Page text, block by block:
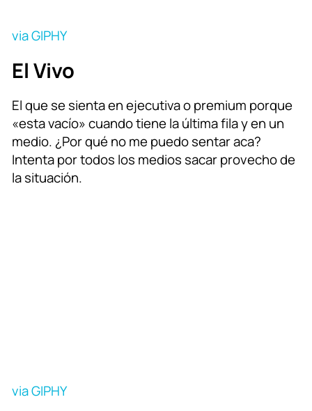
via GIPHY
El Vivo
El que se sienta en ejecutiva o premium porque
«esta vacío» cuando tiene la última fila y en un
medio. ¿Por qué no me puedo sentar aca?
Intenta por todos los medios sacar provecho de
la situación.
via GIPHY